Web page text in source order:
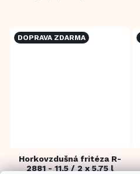
DOPRAVA ZDARMA
Horkovzdušná fritéza R-
2881 - 11,5 / 2 x 5,75 l